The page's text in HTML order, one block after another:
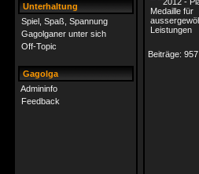
Unterhaltung
Spiel, Spaß, Spannung
Gagolganer unter sich
Off-Topic
Gagolga
Admininfo
Feedback
Beiträge: 957